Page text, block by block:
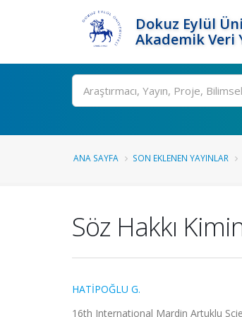
Dokuz Eylül
Akademik Veri
Ara
ANA SAYFA SON EKLENEN YAYINLAR
Söz Hakkı
HATİPOĞLU G.
16th International Mardin Artuklu